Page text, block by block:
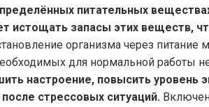
питательных
истощать запасы этих веществ,
организма через питание
для нормальной работы
настроение, повысить уровень
стрессовых ситуаций.